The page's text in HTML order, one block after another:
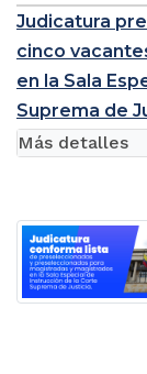
Judicatura
cinco
en la Sala
Suprema de
Más detalles